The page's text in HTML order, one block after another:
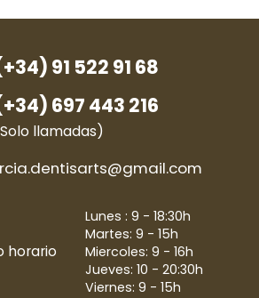
91 522 91 68
697 443 216
llamadas)
horario
Lunes : 9 - 18:30h
Martes: 9 - 15h
Miercoles: 9 - 16h
Jueves: 10 - 20:30h
Viernes: 9 - 15h